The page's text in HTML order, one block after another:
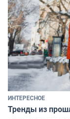
ИНТЕРЕСНОЕ
Тренды из